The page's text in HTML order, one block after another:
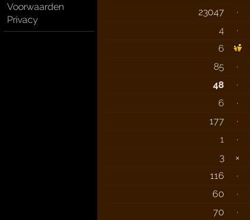
Voorwaarden
Privacy
23047 ·
4
·
6
85
·
48
·
6
·
177
·
1
·
3
×
116
·
60
·
70
·